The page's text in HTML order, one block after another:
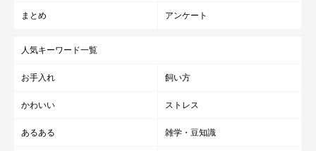
まとめ アンケート
人気キーワード一覧
お手入れ 飼い方
かわいい ストレス
あるある 雑学・豆知識